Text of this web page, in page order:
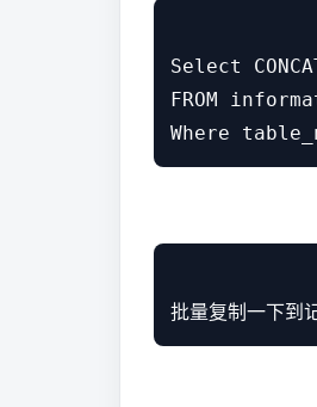
Select
FROM
批量复制一下到